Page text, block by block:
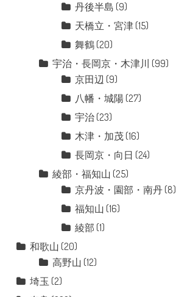
丹後半島 (9)
天橋立・宮津(15)
舞鶴(20)
宇治・長岡京・木津川 (99)
京田辺 (9)
八幡・城陽 (27)
宇治(23)
木津・加茂(16)
長岡京・向日 (24)
綾部・福知山 (25)
京丹波・園部・南丹(8)
福知山 (16)
綾部 (1)
和歌山 (20)
高野山 (12)
埼玉 (2)